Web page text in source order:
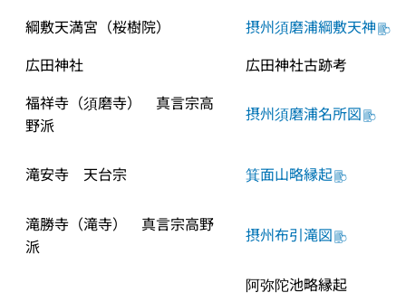
綱敷天満宮（桜樹院）
摂州須磨浦綱敷天神
広田神社
広田神社古跡考
福祥寺（須磨寺）　真言宗高
野派
摂州須磨浦名所図
滝安寺　天台宗 箕面山略縁起
滝勝寺（滝寺）　真言宗高野
派
摂州布引滝図
阿弥陀池略縁起